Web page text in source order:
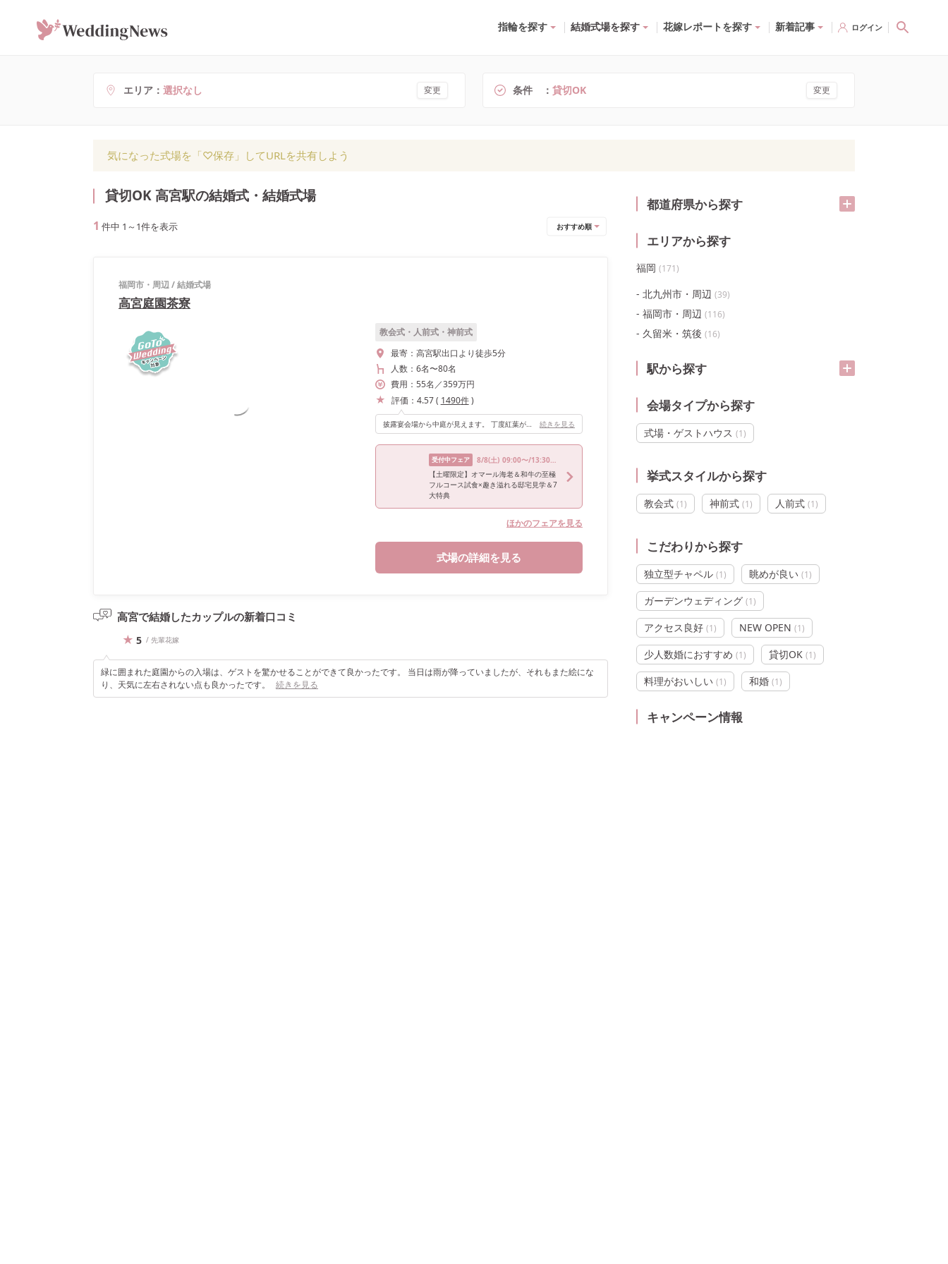
指輪を探す 結婚式場を探す 花嫁レポートを探す 新着記事 ログイン
エリア 選択なし 変更 条件 貸切OK 変更
気になった式場を「♡保存」してURLを共有しよう
都道府県から探す
エリアから探す
福岡 (171)
北九州市・周辺 (39)
福岡市・周辺 (116)
久留米・筑後 (16)
駅から探す
会場タイプから探す
式場・ゲストハウス (1)
挙式スタイルから探す
教会式 (1) 神前式 (1) 人前式 (1)
こだわりから探す
独立型チャペル (1) 眺めが良い (1)
ガーデンウェディング (1)
アクセス良好 (1) NEW OPEN (1)
少人数婚におすすめ (1) 貸切OK (1)
料理がおいしい (1) 和婚 (1)
キャンペーン情報
貸切OK 高宮駅の結婚式・結婚式場
1 件中 1 ～ 1件を表示 おすすめ順
福岡市・周辺/結婚式場
高宮庭園茶寮
教会式・人前式・神前式
最寄： 高宮駅出口より徒歩5分
人数： 6名〜80名
費用： 55名 ／359万円
評価： 4.57( 1490件)
披露宴会場から中庭が見えます。 丁度紅葉が色づく季節だったので、最高のロケーションでした。 紅葉が色づく庭園を背景に、光が沢山入る明るい空間で沢山写真を残すことができました。 通年、季節によってお花や緑が移り変わるそうで、どのシーズンでも美しい場所で披露宴を挙げることができると思います♪ 続きを見る
受付中フェア 8/8(土) 09:00〜/13:30〜/14:00〜
【土曜限定】オマール海老＆和牛の至極
フルコース試食×趣き溢れる邸宅見学＆7
大特典
ほかのフェアを見る
式場の詳細を見る
高宮で結婚したカップルの新着口コミ
5 / 先輩花嫁
緑に囲まれた庭園からの入場は、ゲストを驚かせることができて良かったです。 当日は雨が降っていましたが、それもまた絵にな
り、天気に左右されない点も良かったです。
続きを見る